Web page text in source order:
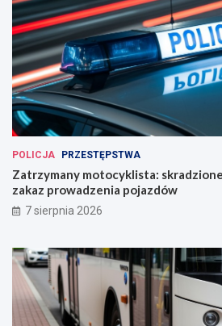
POLICJA PRZESTĘPSTWA
Zatrzymany motocyklista:
zakaz prowadzenia pojazdów
7 sierpnia 2026